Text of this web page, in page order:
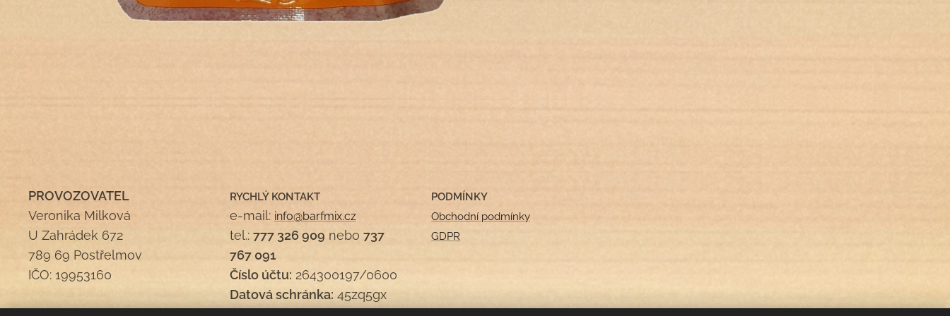
PROVOZOVATEL
Veronika Milková
U Zahrádek 672
789 69 Postřelmov
IČO: 19953160
RYCHLÝ KONTAKT
e-mail: info@barfmix.cz
tel.:777 326 909 nebo737
767 091
Číslo účtu: 264300197/0600
Datová schránka: 45zq5gx
PODMÍNKY
Obchodní podmínky
GDPR